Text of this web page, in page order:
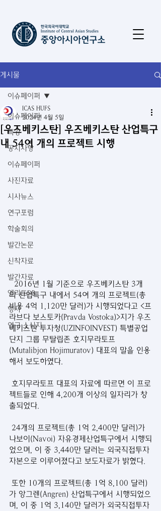
게시물
이슈페이퍼
특강
공지사항
이슈페이퍼
사진자료
시사뉴스
연구포럼
학술회의
발간논문
신착자료
발간자료
엘리트DB
행사
연구 소식지
이슈페이퍼
[우즈베키스탄] 우즈베키스탄 산업특구
내 54여 개의 프로젝트 시행
ICAS HUFS
2024년 4월 5일
2016년 1월 기준으로 우즈베키스탄 3개
의 산업특구 내에서 54여 개의 프로젝트(총
비용 4억 1,120만 달러)가 시행되었다고 <프
라브다 보스토카(Pravda Vostoka)>지가 우즈
베키스탄 투자청(UZINFOINVEST) 특별공업
단지 그룹 무탈립존 호지무라토프
(Mutalibjon Hojimuratov) 대표의 말을 인용
해서 보도하였다.
호지무라토프 대표의 자료에 따르면 이 프로
젝트들로 인해 4,200개 이상의 일자리가 창
출되었다.
24개의 프로젝트(총 1억 2,400만 달러)가
나보이(Navoi) 자유경제산업특구에서 시행되
었으며, 이 중 3,440만 달러는 외국직접투자
자본으로 이루어졌다고 보도자료가 밝혔다.
또한 10개의 프로젝트(총 1억 8,100 달러)
가 앙그렌(Angren) 산업특구에서 시행되었으
며, 이 중 1억 3,140만 달러가 외국직접투자